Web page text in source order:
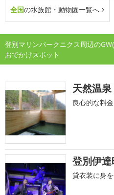
全国の水族館・動物園一覧へ
登別マリンパークニクス周辺の
おでかけスポット
天然温
良心的な料
登別伊
貸衣装に身